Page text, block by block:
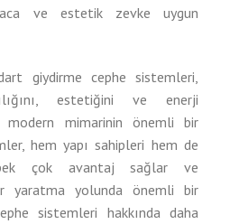
ve estetik zevke uygun
giydirme cephe sistemleri,
estetiğini ve enerji
modern mimarinin önemli bir
hem yapı sahipleri hem de
çok avantaj sağlar ve
yaratma yolunda önemli bir
sistemleri hakkında daha